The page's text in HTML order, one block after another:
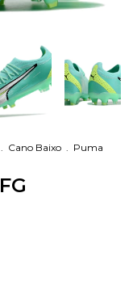
. Cano Baixo . Puma